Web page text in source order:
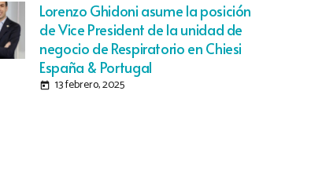
Lorenzo Ghidoni asume la posición
de Vice President de la unidad de
negocio de Respiratorio en Chiesi
España & Portugal
today 13 febrero, 2025